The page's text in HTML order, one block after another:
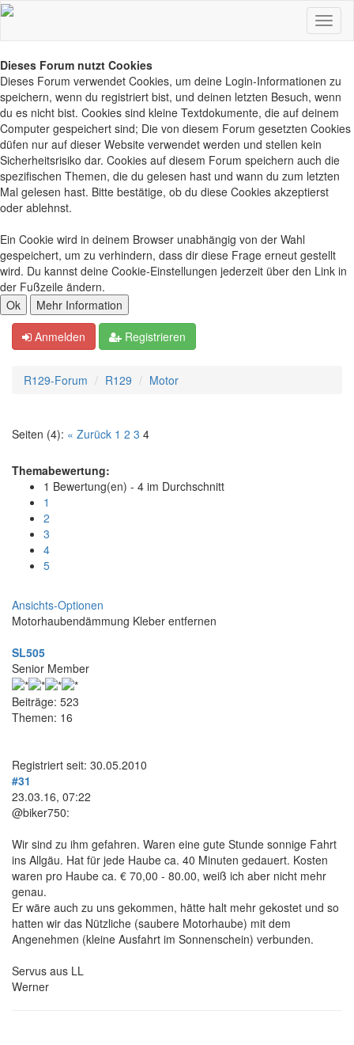
Dieses Forum nutzt Cookies
Dieses Forum verwendet Cookies, um deine Login-Informationen zu
speichern, wenn du registriert bist, und deinen letzten Besuch, wenn
du es nicht bist. Cookies sind kleine Textdokumente, die auf deinem
Computer gespeichert sind; Die von diesem Forum gesetzten Cookies
düfen nur auf dieser Website verwendet werden und stellen kein
Sicherheitsrisiko dar. Cookies auf diesem Forum speichern auch die
spezifischen Themen, die du gelesen hast und wann du zum letzten
Mal gelesen hast. Bitte bestätige, ob du diese Cookies akzeptierst
oder ablehnst.
Ein Cookie wird in deinem Browser unabhängig von der Wahl
gespeichert, um zu verhindern, dass dir diese Frage erneut gestellt
wird. Du kannst deine Cookie-Einstellungen jederzeit über den Link in
der Fußzeile ändern.
Anmelden Registrieren
R129-Forum R129 Motor
Seiten (4): « Zurück 1 2 3 4
Themabewertung:
1 Bewertung(en) - 4 im Durchschnitt
1
2
3
4
5
Ansichts-Optionen
Motorhaubendämmung Kleber entfernen
SL505
Senior Member
Beiträge: 523
Themen: 16
Registriert seit: 30.05.2010
#31
23.03.16, 07:22
@biker750:
Wir sind zu ihm gefahren. Waren eine gute Stunde sonnige Fahrt
ins Allgäu. Hat für jede Haube ca. 40 Minuten gedauert. Kosten
waren pro Haube ca. € 70,00 - 80.00, weiß ich aber nicht mehr
genau.
Er wäre auch zu uns gekommen, hätte halt mehr gekostet und so
hatten wir das Nützliche (saubere Motorhaube) mit dem
Angenehmen (kleine Ausfahrt im Sonnenschein) verbunden.
Servus aus LL
Werner